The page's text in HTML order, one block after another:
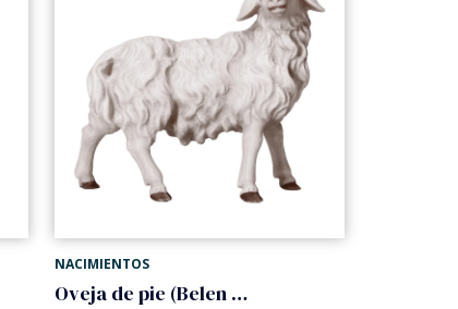
NACIMIENTOS
Oveja de pie (Belen Casales)